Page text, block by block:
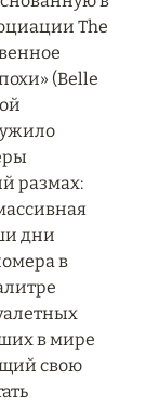
The
(Belle
размах:
дни
в
в мире
свою